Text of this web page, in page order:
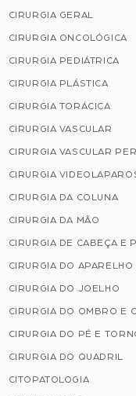
CIRURGIA GERAL
CIRURGIA ONCOLÓGICA
CIRURGIA PEDIÁTRICA
CIRURGIA PLÁSTICA
CIRURGIA TORÁCICA
CIRURGIA VASCULAR
CIRURGIA VASCULAR
CIRURGIA
CIRURGIA DA COLUNA
CIRURGIA DA MÃO
CIRURGIA DE CABEÇA E
CIRURGIA DO APARELHO
CIRURGIA DO JOELHO
CIRURGIA DO OMBRO E
CIRURGIA DO PÉ E
CIRURGIA DO QUADRIL
CITOPATOLOGIA